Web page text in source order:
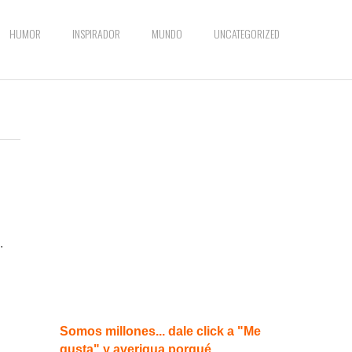
HUMOR INSPIRADOR MUNDO UNCATEGORIZED
Somos millones... dale click a "Me
gusta" y averigua porqué